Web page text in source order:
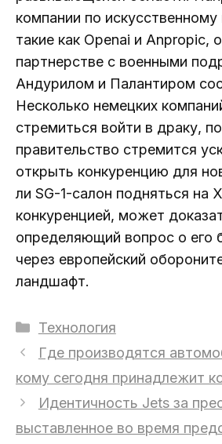
компании по искусственному
такие как Openai и Anpropic,
партнерстве с военными
Андурилом и Палантиром
Несколько немецких
стремиться войти в драку,
правительство стремится
открыть конкуренцию для
ли SG-1-салон подняться на
конкуренцией, может
определяющий вопрос о его
через европейский
ландшафт.
Рубрики
Технология
Где производятся
кому сегодня принадлежит
Идентичность Jets за
выставленное во время